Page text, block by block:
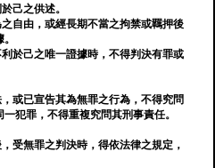
己之供述。
自由，或經長期不當之拘禁或羈押後
於己之唯一證據時，不得判決有罪或
或已宣告其為無罪之行為，不得究問
犯罪，不得重複究問其刑事責任。
受無罪之判決時，得依法律之規定，